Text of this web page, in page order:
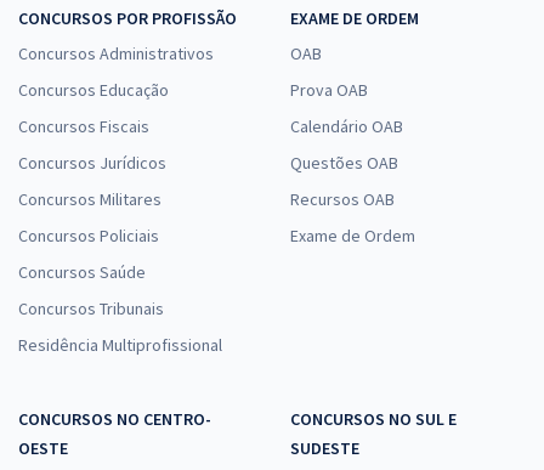
CONCURSOS POR PROFISSÃO
Concursos Administrativos
Concursos Educação
Concursos Fiscais
Concursos Jurídicos
Concursos Militares
Concursos Policiais
Concursos Saúde
Concursos Tribunais
Residência Multiprofissional
EXAME DE ORDEM
OAB
Prova OAB
Calendário OAB
Questões OAB
Recursos OAB
Exame de Ordem
CONCURSOS NO CENTRO-
OESTE
CONCURSOS NO SUL E
SUDESTE